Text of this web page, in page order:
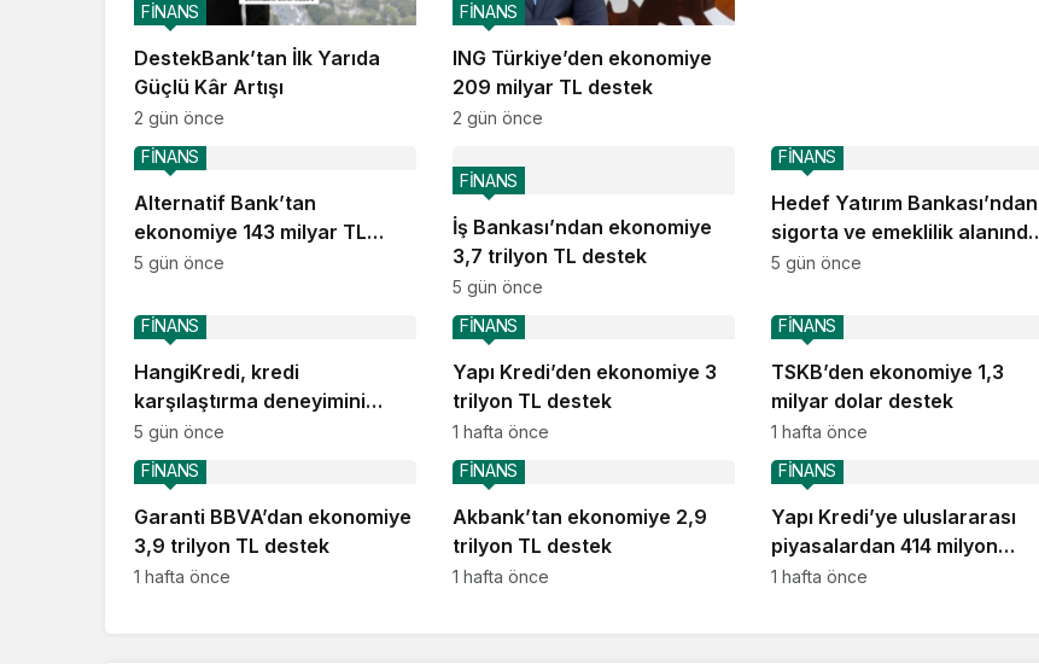
DestekBank’tan İlk Yarıda
Güçlü Kâr Artışı
FİNANS
2 gün önce
ING Türkiye’den ekonomiye
209 milyar TL destek
FİNANS
2 gün önce
Alternatif Bank’tan
ekonomiye 143 milyar TL
destek
FİNANS
5 gün önce
İş Bankası’ndan ekonomiye
3,7 trilyon TL destek
FİNANS
5 gün önce
Hedef Yatırım Bankası’ndan
sigorta ve emeklilik alanında
stratejik iş birliği
FİNANS
5 gün önce
HangiKredi, kredi
karşılaştırma deneyimini
ChatGPT’ye taşıdı
FİNANS
5 gün önce
Yapı Kredi’den ekonomiye 3
trilyon TL destek
FİNANS
1 hafta önce
TSKB’den ekonomiye 1,3
milyar dolar destek
FİNANS
1 hafta önce
Garanti BBVA’dan ekonomiye
3,9 trilyon TL destek
FİNANS
1 hafta önce
Akbank’tan ekonomiye 2,9
trilyon TL destek
FİNANS
1 hafta önce
Yapı Kredi’ye uluslararası
piyasalardan 414 milyon
dolarlık yeni kaynak
FİNANS
1 hafta önce